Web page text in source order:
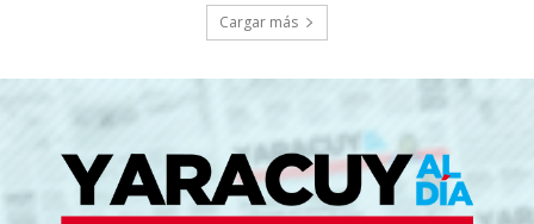
Cargar más